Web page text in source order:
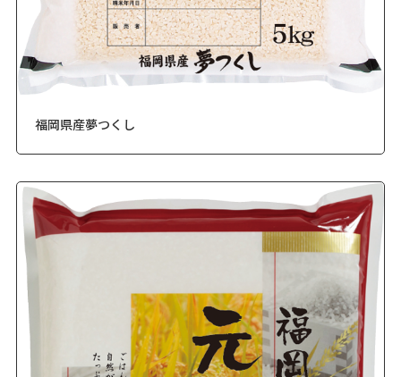
福岡県産夢つくし